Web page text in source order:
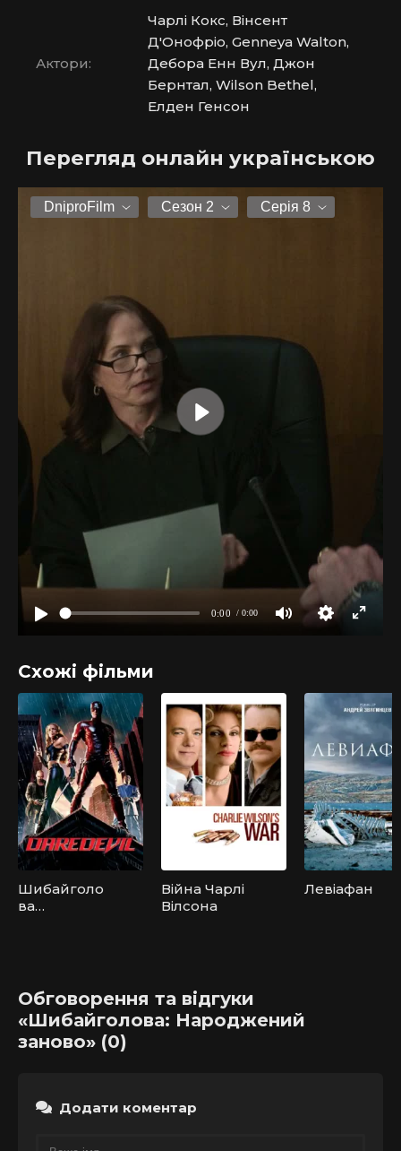
Актори:
Чарлі Кокс, Вінсент
Д'Онофріо, Genneya Walton,
Дебора Енн Вул, Джон
Бернтал, Wilson Bethel,
Елден Генсон
Перегляд онлайн українською
Схожі фільми
Шибайголо
ва
Війна Чарлі
Вілсона
Левіафан
Обговорення та відгуки
«Шибайголова: Народжений
заново» (0)
Додати коментар